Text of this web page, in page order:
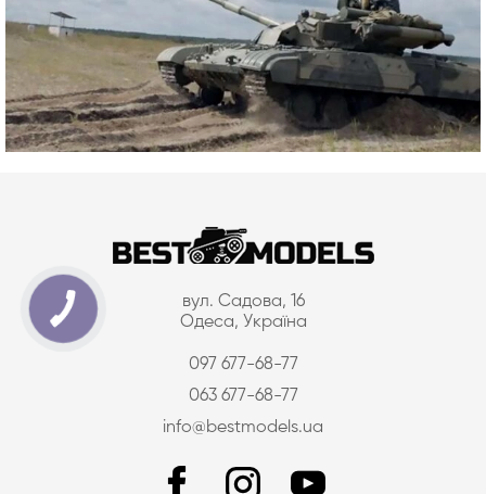
вул. Садова, 16
Одеса, Україна
097 677-68-77
063 677-68-77
info@bestmodels.ua